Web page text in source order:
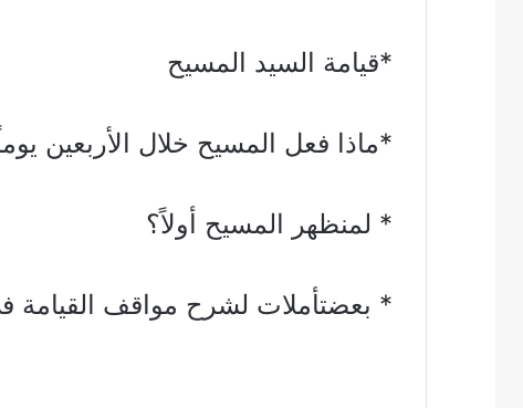
*قيامة السيد المسيح
*ماذا فعل المسيح خلال الأربعين
* لمنظهر المسيح أولاً؟
* بعضتأملات لشرح مواقف القيامة